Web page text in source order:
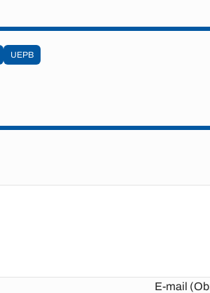
UEPB
E-mail